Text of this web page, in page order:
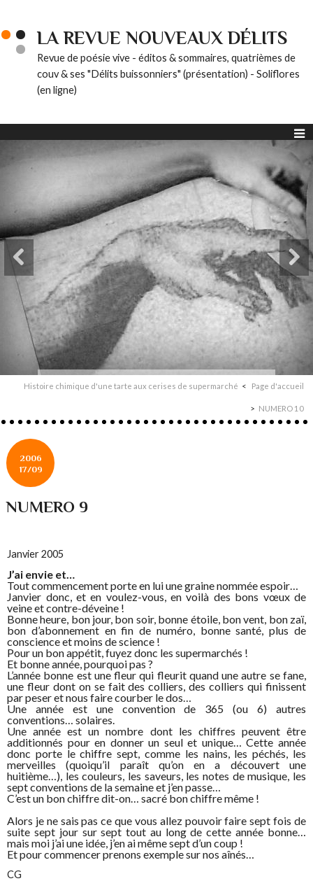
LA REVUE NOUVEAUX DÉLITS
Revue de poésie vive - éditos & sommaires, quatrièmes de
couv & ses "Délits buissonniers" (présentation) - Soliflores
(en ligne)
Histoire chimique d'une tarte aux cerises de supermarché Page d'accueil
NUMERO 10
2006
17/09
NUMERO 9
Janvier 2005
J’ai envie et…
Tout commencement porte en lui une graine nommée espoir…
Janvier donc, et en voulez-vous, en voilà des bons vœux de
veine et contre-déveine !
Bonne heure, bon jour, bon soir, bonne étoile, bon vent, bon zaï,
bon d’abonnement en fin de numéro, bonne santé, plus de
conscience et moins de science !
Pour un bon appétit, fuyez donc les supermarchés !
Et bonne année, pourquoi pas ?
L’année bonne est une fleur qui fleurit quand une autre se fane,
une fleur dont on se fait des colliers, des colliers qui finissent
par peser et nous faire courber le dos…
Une année est une convention de 365 (ou 6) autres
conventions… solaires.
Une année est un nombre dont les chiffres peuvent être
additionnés pour en donner un seul et unique… Cette année
donc porte le chiffre sept, comme les nains, les péchés, les
merveilles (quoiqu’il paraît qu’on en a découvert une
huitième…), les couleurs, les saveurs, les notes de musique, les
sept conventions de la semaine et j’en passe…
C’est un bon chiffre dit-on… sacré bon chiffre même !
Alors je ne sais pas ce que vous allez pouvoir faire sept fois de
suite sept jour sur sept tout au long de cette année bonne…
mais moi j’ai une idée, j’en ai même sept d’un coup !
Et pour commencer prenons exemple sur nos aînés…
CG